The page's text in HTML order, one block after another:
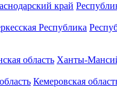
край
Республика
область Ханты-
Кемеровская